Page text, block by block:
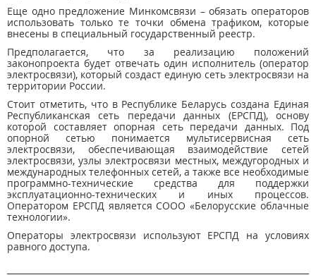
Еще одно предложение Минкомсвязи – обязать операторов
использовать только те точки обмена трафиком, которые
внесены в специальный государственный реестр.
Предполагается, что за реализацию положений
законопроекта будет отвечать один исполнитель (оператор
электросвязи), который создаст единую сеть электросвязи на
территории России.
Стоит отметить, что в Республике Беларусь создана Единая
Республиканская сеть передачи данных (ЕРСПД), основу
которой составляет опорная сеть передачи данных. Под
опорной сетью понимается мультисервисная сеть
электросвязи, обеспечивающая взаимодействие сетей
электросвязи, узлы электросвязи местных, междугородных и
международных телефонных сетей, а также все необходимые
программно-технические средства для поддержки
эксплуатационно-технических и иных процессов.
Оператором ЕРСПД является СООО «Белорусские облачные
технологии».
Операторы электросвязи используют ЕРСПД на условиях
равного доступа.